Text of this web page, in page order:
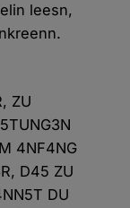
leesn,
ZU
4NF4NG
D45 ZU
DU